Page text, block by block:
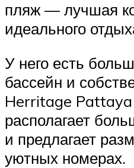
пляж — лучшая
идеального
У него есть
бассейн и
Herritage
располагает
и предлагает
уютных номерах.